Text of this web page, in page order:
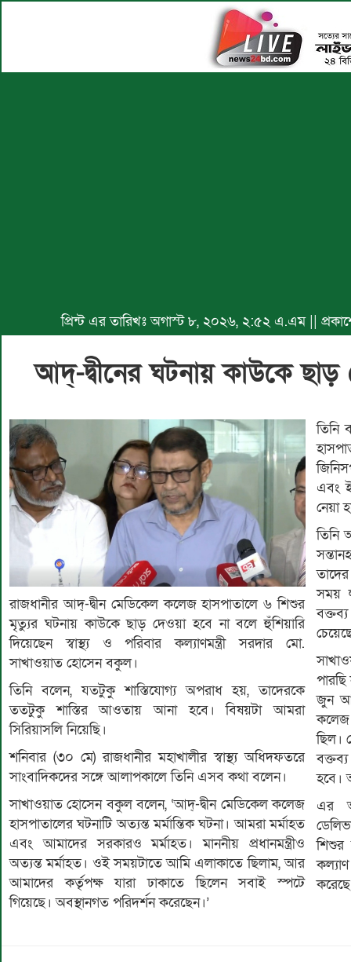
প্রিন্ট এর তারিখঃ অগাস্ট ৮, ২০২৬, ২:৫২ এ.এম ||
আদ্-দ্বীনের ঘটনায় কাউকে ছাড়
রাজধানীর আদ্-দ্বীন মেডিকেল কলেজ হাসপাতালে ৬ শিশুর
মৃত্যুর ঘটনায় কাউকে ছাড় দেওয়া হবে না বলে হুঁশিয়ারি
দিয়েছেন স্বাস্থ্য ও পরিবার কল্যাণমন্ত্রী সরদার মো.
সাখাওয়াত হোসেন বকুল।
তিনি বলেন, যতটুকু শাস্তিযোগ্য অপরাধ হয়, তাদেরকে
ততটুকু শাস্তির আওতায় আনা হবে। বিষয়টা আমরা
সিরিয়াসলি নিয়েছি।
শনিবার (৩০ মে) রাজধানীর মহাখালীর স্বাস্থ্য অধিদফতরে
সাংবাদিকদের সঙ্গে আলাপকালে তিনি এসব কথা বলেন।
সাখাওয়াত হোসেন বকুল বলেন, ‘আদ্-দ্বীন মেডিকেল কলেজ
হাসপাতালের ঘটনাটি অত্যন্ত মর্মান্তিক ঘটনা। আমরা মর্মাহত
এবং আমাদের সরকারও মর্মাহত। মাননীয় প্রধানমন্ত্রীও
অত্যন্ত মর্মাহত। ওই সময়টাতে আমি এলাকাতে ছিলাম, আর
আমাদের কর্তৃপক্ষ যারা ঢাকাতে ছিলেন সবাই স্পটে
গিয়েছে। অবস্থানগত পরিদর্শন করেছেন।’
তিনি
এবং
নেয়া
তিনি
সময়
জুন
কলেজ
ছিল।
হবে।
এর
শিশুর